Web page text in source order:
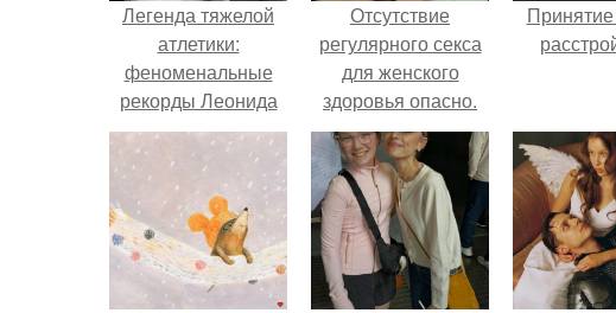
Легенда тяжелой
атлетики:
феноменальные
рекорды Леонида
Тараненко.
Отсутствие
регулярного секса
для женского
здоровья опасно.